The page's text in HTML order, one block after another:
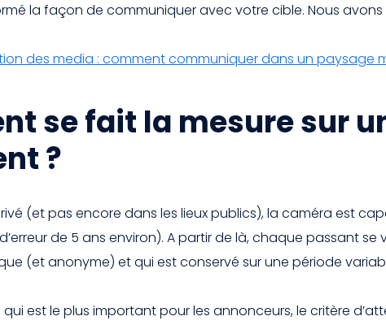
la façon de communiquer avec votre cible. Nous
des media : comment communiquer dans un paysage
se fait la mesure sur
?
(et pas encore dans les lieux publics), la caméra est
de 5 ans environ). A partir de là, chaque passant
(et anonyme) et qui est conservé sur une période
qui est le plus important pour les annonceurs, le critère